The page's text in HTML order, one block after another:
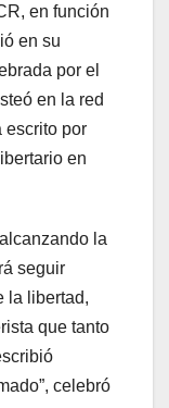
en función
en su
por el
en la red
escrito por
en
la
seguir
la libertad,
que tanto
celebró